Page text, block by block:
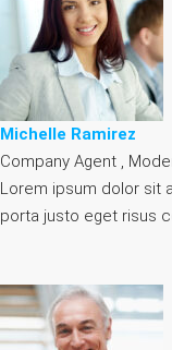
Michelle Ramirez
Company Agent ,
Lorem ipsum dolor sit
porta justo eget risus